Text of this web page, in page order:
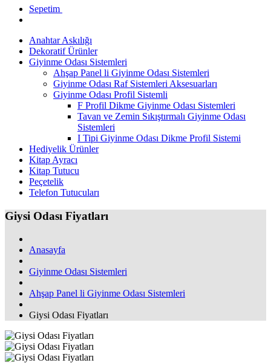
Sepetim
Anahtar Askılığı
Dekoratif Ürünler
Giyinme Odası Sistemleri
Ahşap Panel li Giyinme Odası Sistemleri
Giyinme Odası Raf Sistemleri Aksesuarları
Giyinme Odası Profil Sistemli
F Profil Dikme Giyinme Odası Sistemleri
Tavan ve Zemin Sıkıştırmalı Giyinme Odası
Sistemleri
I Tipi Giyinme Odası Dikme Profil Sistemi
Hediyelik Ürünler
Kitap Ayracı
Kitap Tutucu
Peçetelik
Telefon Tutucuları
Giysi Odası Fiyatları
Anasayfa
Giyinme Odası Sistemleri
Ahşap Panel li Giyinme Odası Sistemleri
Giysi Odası Fiyatları